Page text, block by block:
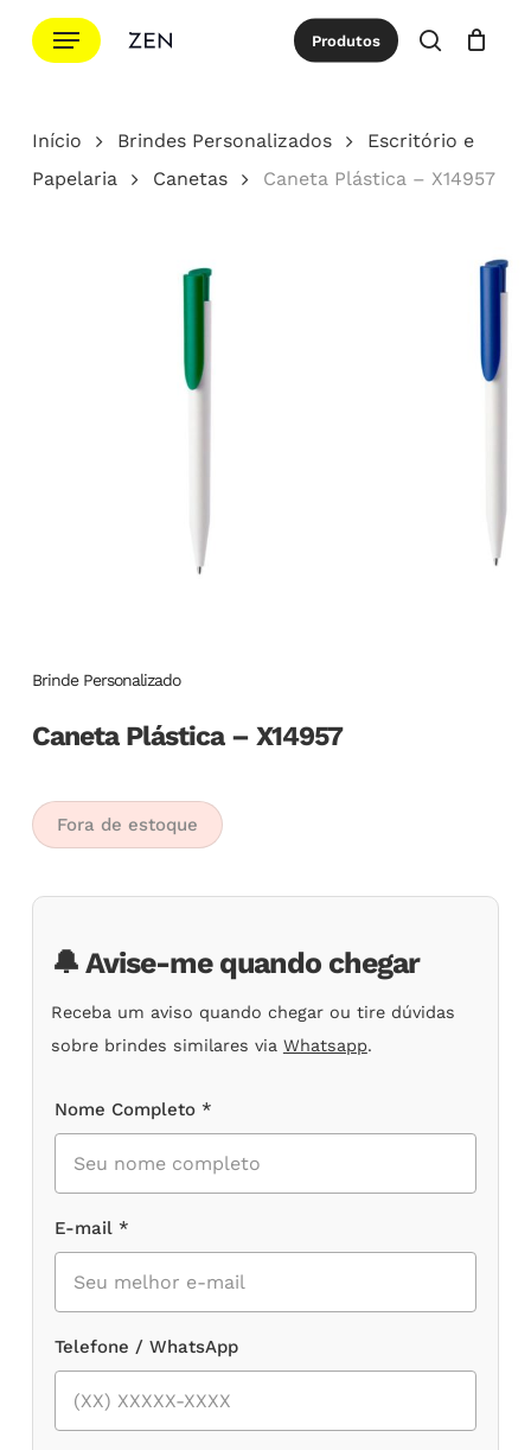
para
principal
Menu Produtos
procurar
Cotação Close
Início Brindes Personalizados
Escritório e
Papelaria
Canetas Caneta Plástica – X14957
Brinde Personalizado
Caneta Plástica – X14957
Fora de estoque
🔔 Avise-me quando chegar
Receba um aviso quando chegar ou tire dúvidas
sobre brindes similares via Whatsapp.
Nome Completo *
E-mail *
Telefone / WhatsApp